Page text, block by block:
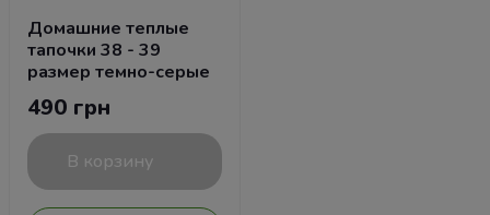
Домашние теплые
тапочки 38 - 39
размер темно-серые
490 грн
В корзину